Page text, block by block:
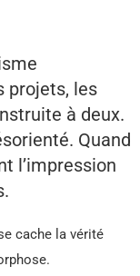
projets, les
à deux.
Quand
l’impression
cache la vérité